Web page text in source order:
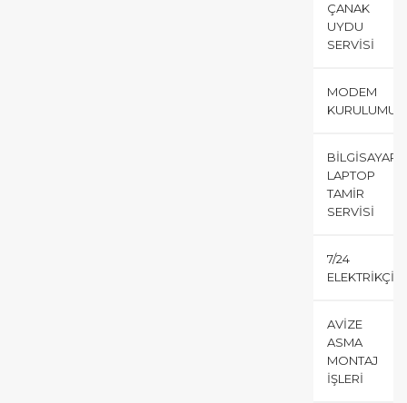
ÇANAK
UYDU
SERVISI
MODEM
KURULUMU
BILGISAYAR
LAPTOP
TAMIR
SERVISI
7/24
ELEKTRIKÇI
AVIZE
ASMA
MONTAJ
İŞLERI